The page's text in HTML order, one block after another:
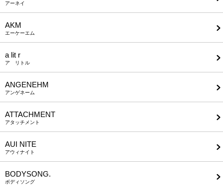
アーネイ
AKM
エーケーエム
a lit r
ア リトル
ANGENEHM
アンゲネーム
ATTACHMENT
アタッチメント
AUI NITE
アウィナイト
BODYSONG.
ボディソング